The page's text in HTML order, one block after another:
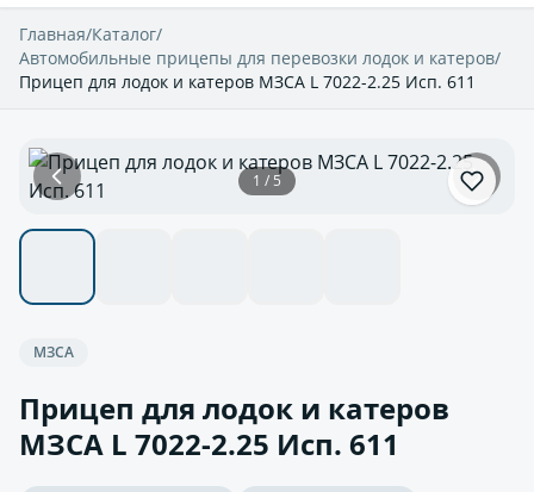
Главная/Каталог/
Автомобильные прицепы для перевозки лодок и катеров/
Прицеп для лодок и катеров МЗСА L 7022-2.25 Исп. 611
1 / 5
МЗСА
Прицеп для лодок и катеров
МЗСА L 7022-2.25 Исп. 611